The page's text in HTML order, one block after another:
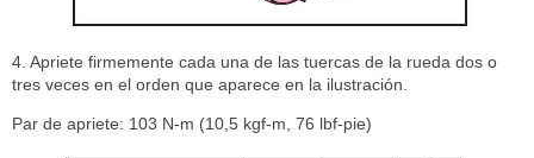
4. Apriete firmemente cada una de las tuercas de la rueda dos o
tres veces en el orden que aparece en la ilustración.
Par de apriete: 103 N-m (10,5 kgf-m, 76 lbf-pie)